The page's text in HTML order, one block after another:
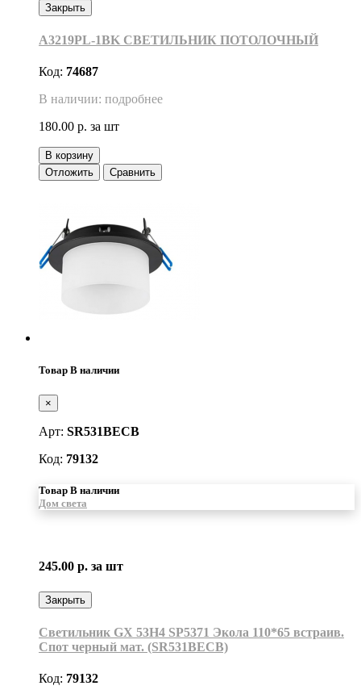
Закрыть
A3219PL-1BK СВЕТИЛЬНИК ПОТОЛОЧНЫЙ
Код: 74687
В наличии: подробнее
180.00 р. за шт
В корзину
Отложить
Сравнить
Товар В наличии
×
Арт: SR531BECB
Код: 79132
Товар В наличии
Дом света
245.00 р. за шт
Закрыть
Светильник GX 53H4 SP5371 Экола 110*65 встраив.
Спот черный мат. (SR531BECB)
Код: 79132